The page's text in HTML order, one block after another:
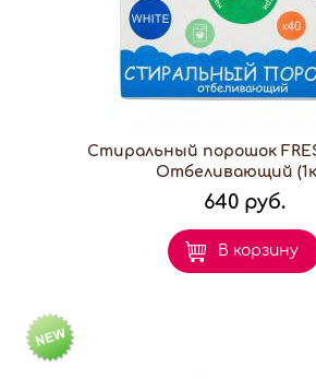
Стиральный порошок
Отбеливающий
640 руб.
В корзину